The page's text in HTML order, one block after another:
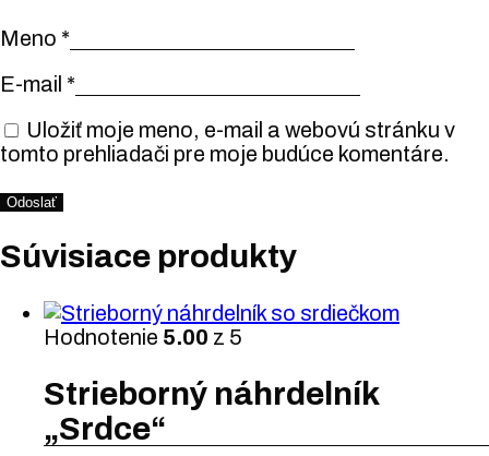
Meno *
E-mail *
Uložiť moje meno, e-mail a webovú stránku v
tomto prehliadači pre moje budúce komentáre.
Súvisiace produkty
Hodnotenie 5.00 z 5
Strieborný náhrdelník
„Srdce“